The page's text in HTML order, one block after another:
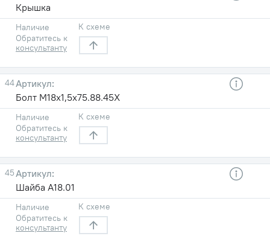
Крышка
Наличие
Обратитесь к
консультанту
К схеме
44
Болт М18х1,5х75.88.45Х
Наличие
Обратитесь к
консультанту
К схеме
45
Шайба А18.01
Наличие
Обратитесь к
консультанту
К схеме